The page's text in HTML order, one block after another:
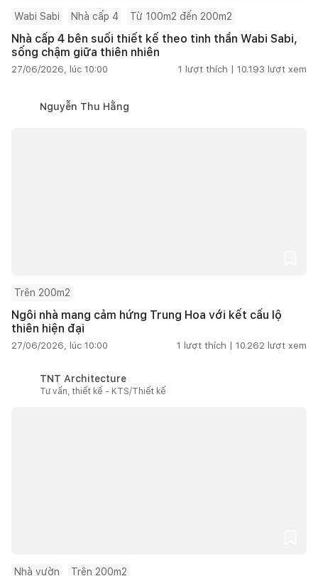
Wabi Sabi Nhà cấp 4 Từ 100m2 đến 200m2
Nhà cấp 4 bên suối thiết kế theo tinh thần Wabi Sabi,
sống chậm giữa thiên nhiên
27/06/2026, lúc 10:00 1 lượt thích | 10.193 lượt xem
Nguyễn Thu Hằng
Trên 200m2
Ngôi nhà mang cảm hứng Trung Hoa với kết cấu lộ
thiên hiện đại
27/06/2026, lúc 10:00 1 lượt thích | 10.262 lượt xem
TNT Architecture
Tư vấn, thiết kế - KTS/Thiết kế
Nhà vườn Trên 200m2